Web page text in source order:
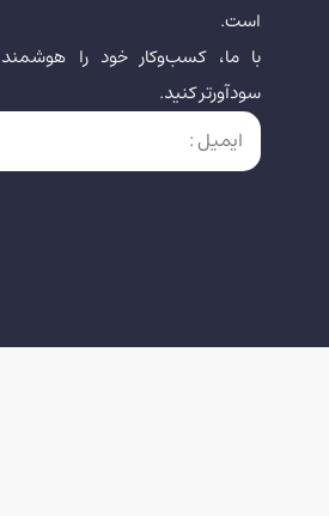
است.
با ما، کسب‌وکار خود را
سودآورتر کنید.